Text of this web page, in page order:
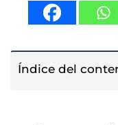
Índice del